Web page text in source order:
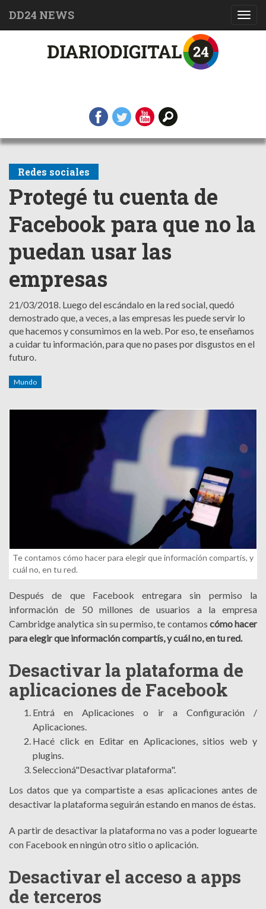
DD24 NEWS
Redes sociales
Protegé tu cuenta de
Facebook para que no la
puedan usar las
empresas
21/03/2018. Luego del escándalo en la red social, quedó
demostrado que, a veces, a las empresas les puede servir lo
que hacemos y consumimos en la web. Por eso, te enseñamos
a cuidar tu información, para que no pases por disgustos en el
futuro.
Mundo
Te contamos cómo hacer para elegir que información compartís, y
cuál no, en tu red.
Después de que Facebook entregara sin permiso la
información de 50 millones de usuarios a la empresa
Cambridge analytica sin su permiso, te contamos cómo hacer
para elegir que información compartís, y cuál no, en tu red.
Desactivar la plataforma de
aplicaciones de Facebook
Entrá en Aplicaciones o ir a Configuración /
Aplicaciones.
Hacé click en Editar en Aplicaciones, sitios web y
plugins.
Seleccioná"Desactivar plataforma".
Los datos que ya compartiste a esas aplicaciones antes de
desactivar la plataforma seguirán estando en manos de éstas.
A partir de desactivar la plataforma no vas a poder loguearte
con Facebook en ningún otro sitio o aplicación.
Desactivar el acceso a apps
de terceros